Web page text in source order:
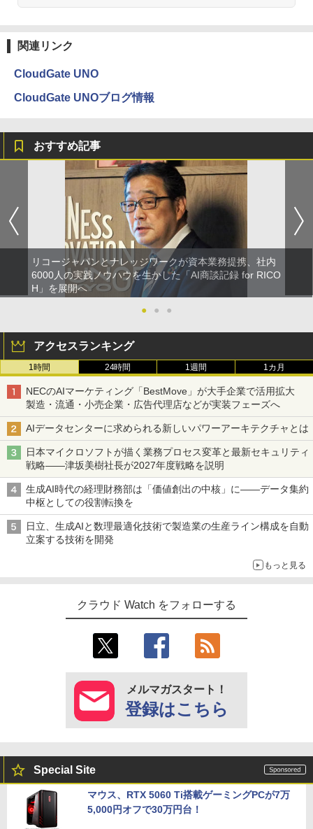
関連リンク
CloudGate UNO
CloudGate UNOブログ情報
おすすめ記事
リコージャパンとナレッジワークが資本業務提携、社内
6000人の実践ノウハウを生かした「AI商談記録 for RICO
H」を展開へ
●
● ●
アクセスランキング
1時間 24時間 1週間 1カ月
NECのAIマーケティング「BestMove」が大手企業で活用拡大
製造・流通・小売企業・広告代理店などが実装フェーズへ
AIデータセンターに求められる新しいパワーアーキテクチャとは
日本マイクロソフトが描く業務プロセス変革と最新セキュリティ
戦略――津坂美樹社長が2027年度戦略を説明
生成AI時代の経理財務部は「価値創出の中核」に――データ集約
中枢としての役割転換を
日立、生成AIと数理最適化技術で製造業の生産ライン構成を自動
立案する技術を開発
もっと見る
クラウド Watch をフォローする
メルマガスタート！
登録はこちら
Special Site
マウス、RTX 5060 Ti搭載ゲーミングPCが7万
5,000円オフで30万円台！